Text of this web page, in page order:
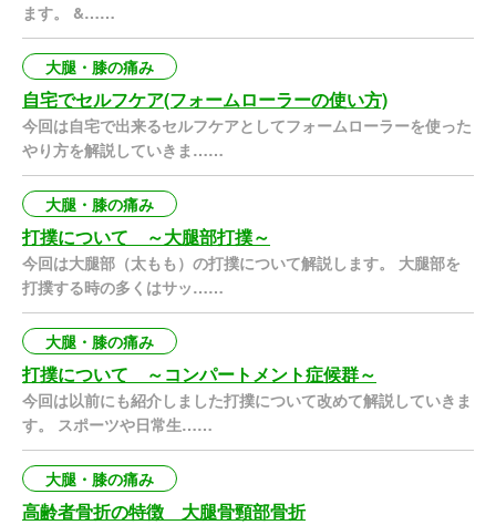
ます。 &……
大腿・膝の痛み
自宅でセルフケア(フォームローラーの使い方)
今回は自宅で出来るセルフケアとしてフォームローラーを使った
やり方を解説していきま……
大腿・膝の痛み
打撲について ～大腿部打撲～
今回は大腿部（太もも）の打撲について解説します。 大腿部を
打撲する時の多くはサッ……
大腿・膝の痛み
打撲について ～コンパートメント症候群～
今回は以前にも紹介しました打撲について改めて解説していきま
す。 スポーツや日常生……
大腿・膝の痛み
高齢者骨折の特徴 大腿骨頸部骨折